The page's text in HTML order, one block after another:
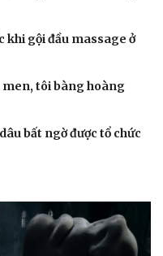
khi gội đầu massage ở
men, tôi bàng hoàng
bất ngờ được tổ chức